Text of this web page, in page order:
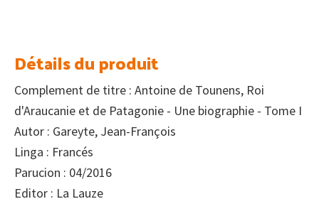
Détails du produit
Complement de titre : Antoine de Tounens, Roi
d'Araucanie et de Patagonie - Une biographie - Tome I
Autor : Gareyte, Jean-François
Linga : Francés
Parucion : 04/2016
Editor : La Lauze